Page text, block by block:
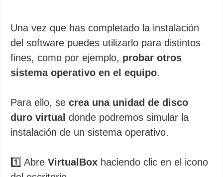
Una vez que has completado la instalación
del software puedes utilizarlo para distintos
fines, como por ejemplo, probar otros
sistema operativo en el equipo.
Para ello, se crea una unidad de disco
duro virtual donde podremos simular la
instalación de un sistema operativo.
1️⃣ Abre VirtualBox haciendo clic en el icono